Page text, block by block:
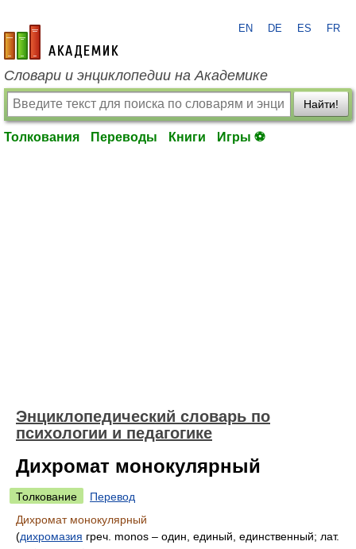
academic.ru
EN DE ES FR
Словари и энциклопедии на Академике
Найти!
Толкования Переводы Книги Игры ⚽
Энциклопедический словарь по
психологии и педагогике
Дихромат монокулярный
Толкование
Перевод
Дихромат монокулярный
(дихромазия греч. monos – один, единый, единственный; лат.